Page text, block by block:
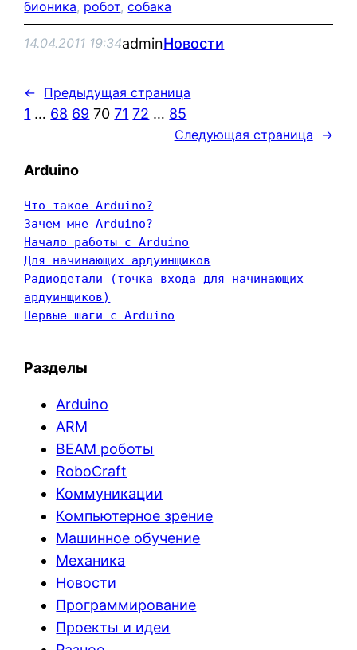
бионика, робот, собака
14.04.2011 19:34adminНовости
← Предыдущая страница
1 … 68 69 70 71 72 … 85
Следующая страница →
Arduino
Что такое Arduino?
Зачем мне Arduino?
Начало работы с Arduino
Для начинающих ардуинщиков
Радиодетали (точка входа для начинающих
ардуинщиков)
Первые шаги с Arduino
Разделы
Arduino
ARM
BEAM роботы
RoboCraft
Коммуникации
Компьютерное зрение
Машинное обучение
Механика
Новости
Программирование
Проекты и идеи